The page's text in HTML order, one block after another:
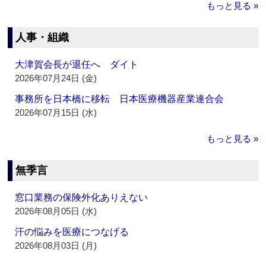
もっと見る »
人事・組織
大津賀会長が退任へ ダイト
2026年07月24日 (金)
事務所を日本橋に移転 日本医療機器産業連合会
2026年07月15日 (水)
もっと見る »
無季言
窓口業務の保険外化ありえない
2026年08月05日 (水)
汗の悩みを医療につなげる
2026年08月03日 (月)